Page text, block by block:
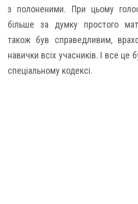
з полоненими. При цьому
більше за думку простого
також був справедливим,
навички всіх учасників. І все це
спеціальному кодексі.